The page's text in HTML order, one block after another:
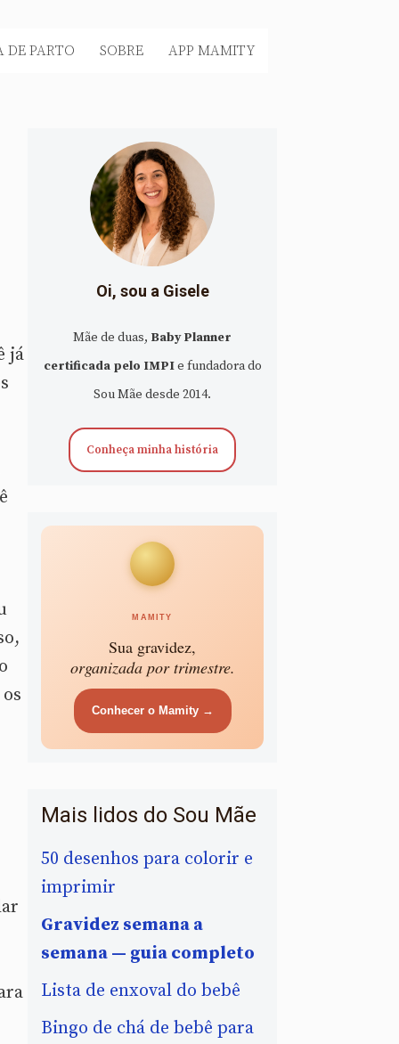
DE PARTO SOBRE APP MAMITY
já
Oi, sou a Gisele
Mãe de duas, Baby Planner
certificada pelo IMPIe fundadora do
Sou Mãe desde 2014.
Conheça minha história
MAMITY
Sua gravidez,
organizada por trimestre.
Conhecer o Mamity →
Mais lidos do Sou Mãe
50 desenhos para colorir e
imprimir
Gravidez semana a
semana — guia completo
Lista de enxoval do bebê
Bingo de chá de bebê para